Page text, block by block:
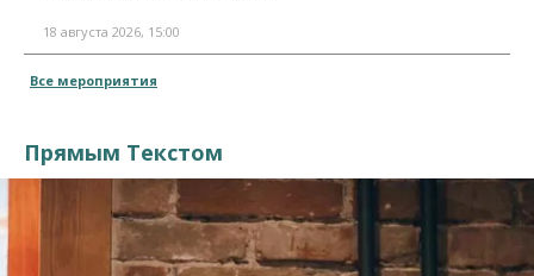
18 августа 2026, 15:00
Все мероприятия
Прямым Текстом